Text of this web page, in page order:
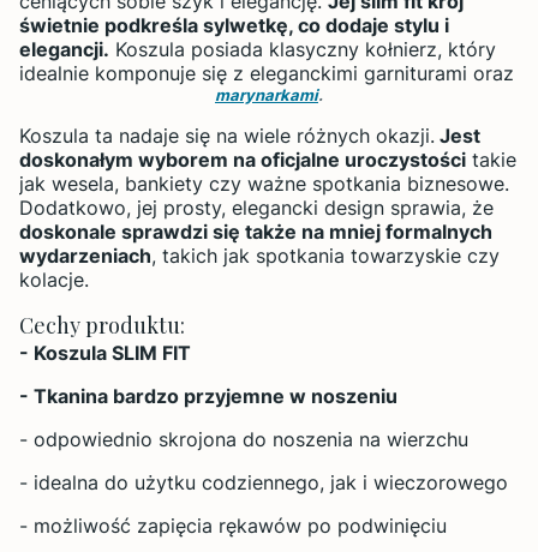
świetnie podkreśla sylwetkę, co dodaje stylu i
elegancji. Koszula posiada klasyczny kołnierz, który
idealnie komponuje się z eleganckimi garniturami oraz
marynarkami.
Koszula ta nadaje się na wiele różnych okazji. Jest
doskonałym wyborem na oficjalne uroczystości takie
jak wesela, bankiety czy ważne spotkania biznesowe.
Dodatkowo, jej prosty, elegancki design sprawia, że
doskonale sprawdzi się także na mniej formalnych
wydarzeniach, takich jak spotkania towarzyskie czy
kolacje.
Cechy produktu:
- Koszula SLIM FIT
- Tkanina bardzo przyjemne w noszeniu
- odpowiednio skrojona do noszenia na wierzchu
- idealna do użytku codziennego, jak i wieczorowego
- możliwość zapięcia rękawów po podwinięciu